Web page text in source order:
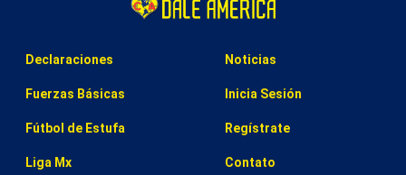
Declaraciones
Fuerzas Básicas
Fútbol de Estufa
Liga Mx
Noticias
Inicia Sesión
Regístrate
Contato